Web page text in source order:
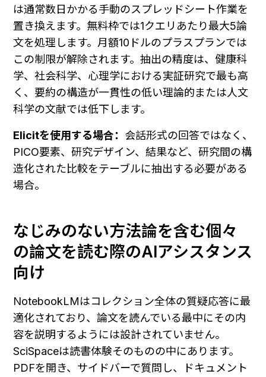
は通常数日かかる手動のスプレッドシート作業を
置き換えます。無料枠では1クエリあたり最大5論
文を処理します。月額10ドルのプラスプランでは
この制限が解除されます。抽出の精度は、健康科
学、社会科学、心理学における実証研究で最も高
く、要約の構造が一貫性の低い理論的または人文
科学の文献では低下します。
Elicitを使用する場合： 会話形式の回答ではなく、
PICO要素、研究デザイン、結果など、研究間の構
造化された比較をテーブルに抽出する必要がある
場合。
なじみのない方法論を含む個々
の論文を読む際のAIアシスタンス
向け
NotebookLMはコレクション全体の質疑応答に最
適化されており、論文を読んでいる最中にその内
容を説明するようには設計されていません。
SciSpaceは読書体験そのものの中にあります。
PDFを開き、サイドバーで質問し、ドキュメント